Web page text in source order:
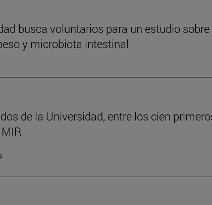
busca voluntarios para un estudio sobre
y microbiota intestinal
de la Universidad, entre los cien